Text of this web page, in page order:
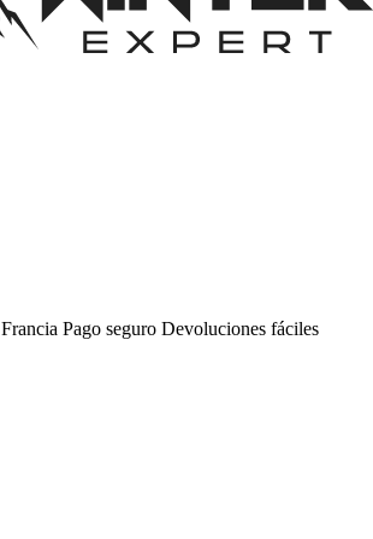
Pago seguro Devoluciones fáciles